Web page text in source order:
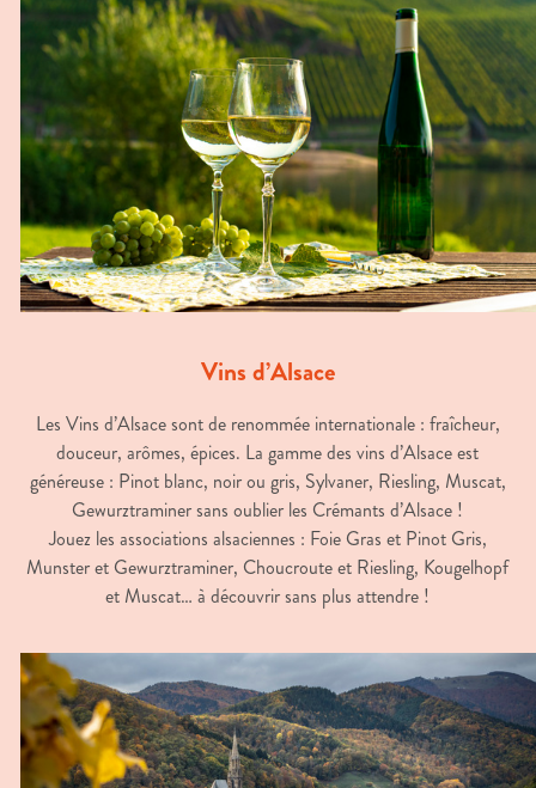
Vins d’Alsace
Les Vins d’Alsace sont de renommée internationale : fraîcheur,
douceur, arômes, épices. La gamme des vins d’Alsace est
généreuse : Pinot blanc, noir ou gris, Sylvaner, Riesling, Muscat,
Gewurztraminer sans oublier les Crémants d’Alsace !
Jouez les associations alsaciennes : Foie Gras et Pinot Gris,
Munster et Gewurztraminer, Choucroute et Riesling, Kougelhopf
et Muscat… à découvrir sans plus attendre !